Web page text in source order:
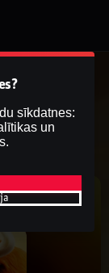
sīkdatnes:
un